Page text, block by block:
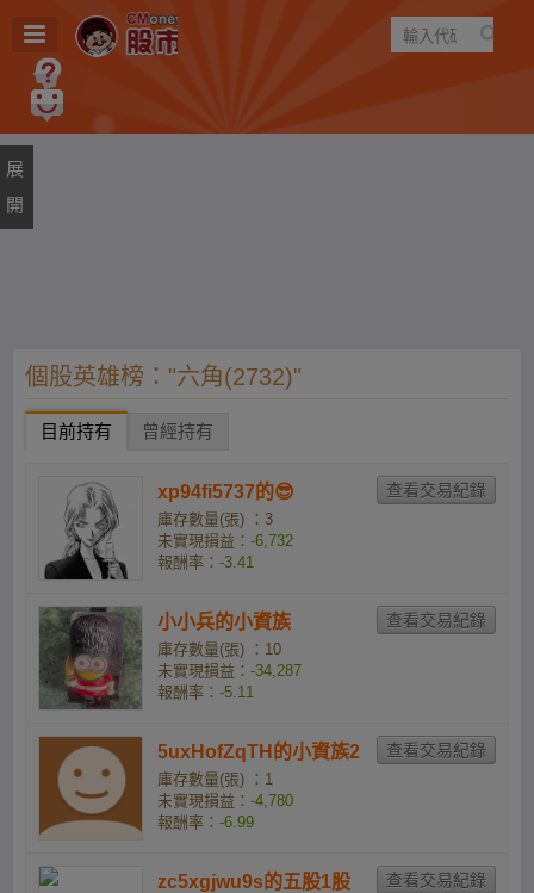
遊戲
個股英雄榜："六角(2732)"
目前持有 曾經持有
xp94fi5737的😎
庫存數量(張) ：3
未實現損益： -6,732
報酬率： -3.41
小小兵的小資族
庫存數量(張) ：10
未實現損益： -34,287
報酬率： -5.11
5uxHofZqTH的小資族2
庫存數量(張) ：1
未實現損益： -4,780
報酬率： -6.99
zc5xgjwu9s的五股1股